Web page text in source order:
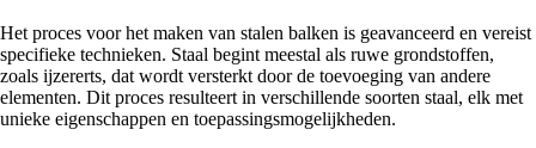
Het proces voor het maken van stalen balken is geavanceerd en vereist
specifieke technieken. Staal begint meestal als ruwe grondstoffen,
zoals ijzererts, dat wordt versterkt door de toevoeging van andere
elementen. Dit proces resulteert in verschillende soorten staal, elk met
unieke eigenschappen en toepassingsmogelijkheden.